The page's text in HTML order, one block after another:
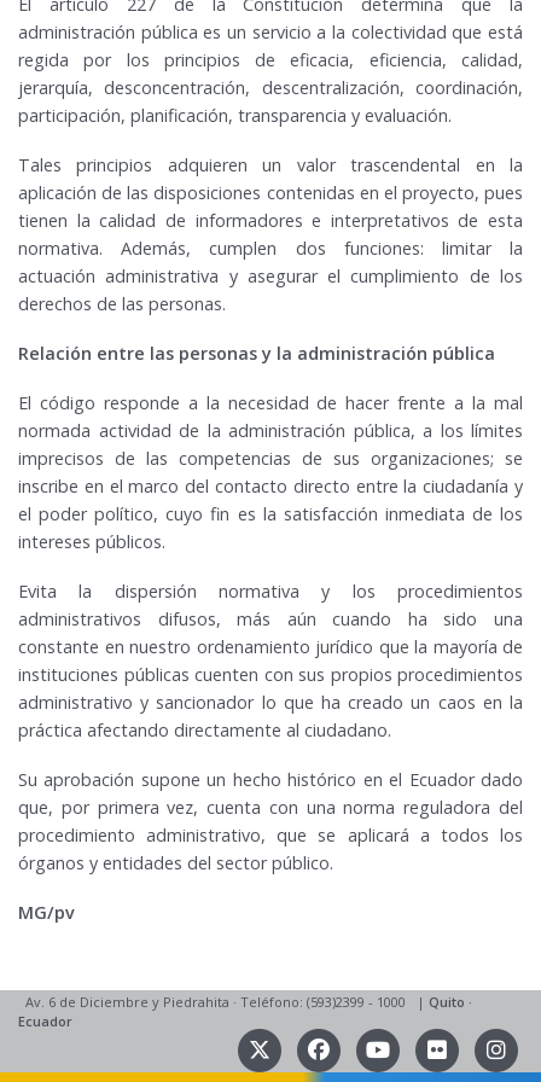
administración pública es un servicio a la colectividad que está
regida por los principios de eficacia, eficiencia, calidad,
jerarquía, desconcentración, descentralización, coordinación,
participación, planificación, transparencia y evaluación.
Tales principios adquieren un valor trascendental en la
aplicación de las disposiciones contenidas en el proyecto, pues
tienen la calidad de informadores e interpretativos de esta
normativa. Además, cumplen dos funciones: limitar la
actuación administrativa y asegurar el cumplimiento de los
derechos de las personas.
Relación entre las personas y la administración pública
El código responde a la necesidad de hacer frente a la mal
normada actividad de la administración pública, a los límites
imprecisos de las competencias de sus organizaciones; se
inscribe en el marco del contacto directo entre la ciudadanía y
el poder político, cuyo fin es la satisfacción inmediata de los
intereses públicos.
Evita la dispersión normativa y los procedimientos
administrativos difusos, más aún cuando ha sido una
constante en nuestro ordenamiento jurídico que la mayoría de
instituciones públicas cuenten con sus propios procedimientos
administrativo y sancionador lo que ha creado un caos en la
práctica afectando directamente al ciudadano.
Su aprobación supone un hecho histórico en el Ecuador dado
que, por primera vez, cuenta con una norma reguladora del
procedimiento administrativo, que se aplicará a todos los
órganos y entidades del sector público.
MG/pv
Av. 6 de Diciembre y Piedrahita · Teléfono: (593)2399 - 1000 | Quito ·
Ecuador